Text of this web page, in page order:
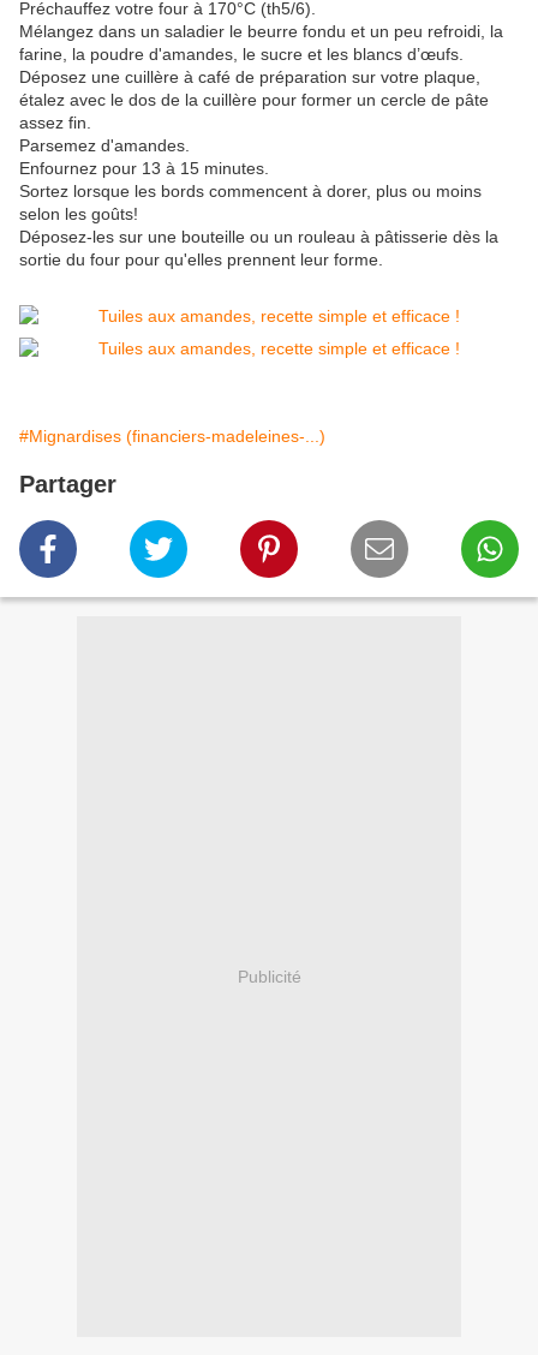
Préchauffez votre four à 170°C (th5/6).
Mélangez dans un saladier le beurre fondu et un peu refroidi, la
farine, la poudre d'amandes, le sucre et les blancs d’œufs.
Déposez une cuillère à café de préparation sur votre plaque,
étalez avec le dos de la cuillère pour former un cercle de pâte
assez fin.
Parsemez d'amandes.
Enfournez pour 13 à 15 minutes.
Sortez lorsque les bords commencent à dorer, plus ou moins
selon les goûts!
Déposez-les sur une bouteille ou un rouleau à pâtisserie dès la
sortie du four pour qu'elles prennent leur forme.
#Mignardises (financiers-madeleines-...)
Partager
Publicité